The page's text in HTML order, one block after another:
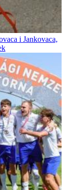
i Jankovaca,